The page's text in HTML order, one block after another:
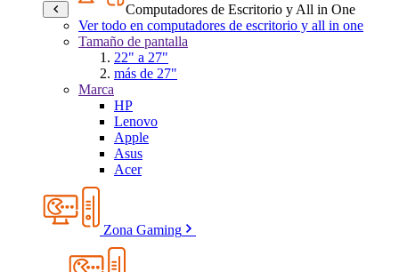
Computadores de Escritorio y All in One
Ver todo en computadores de escritorio y all in one
Tamaño de pantalla
22" a 27"
más de 27"
Marca
HP
Lenovo
Apple
Asus
Acer
Zona Gaming